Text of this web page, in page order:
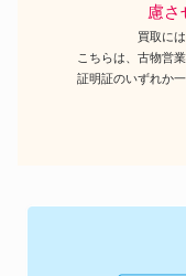
慮さ
買取に
こちらは、古物営
証明証のいずれか